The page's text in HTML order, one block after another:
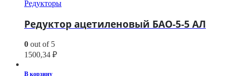
Редукторы
Редуктор ацетиленовый БАО-5-5 АЛ
0 out of 5
1500,34 ₽
В корзину